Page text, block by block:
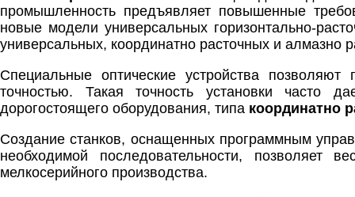
промышленность предъявляет повышенные
новые модели универсальных горизонтально-
универсальных, координатно расточных и алмазно
Специальные оптические устройства
точностью. Такая точность установки часто
дорогостоящего оборудования, типа координатно
Создание станков, оснащенных программным
необходимой последовательности, позволяет
мелкосерийного производства.